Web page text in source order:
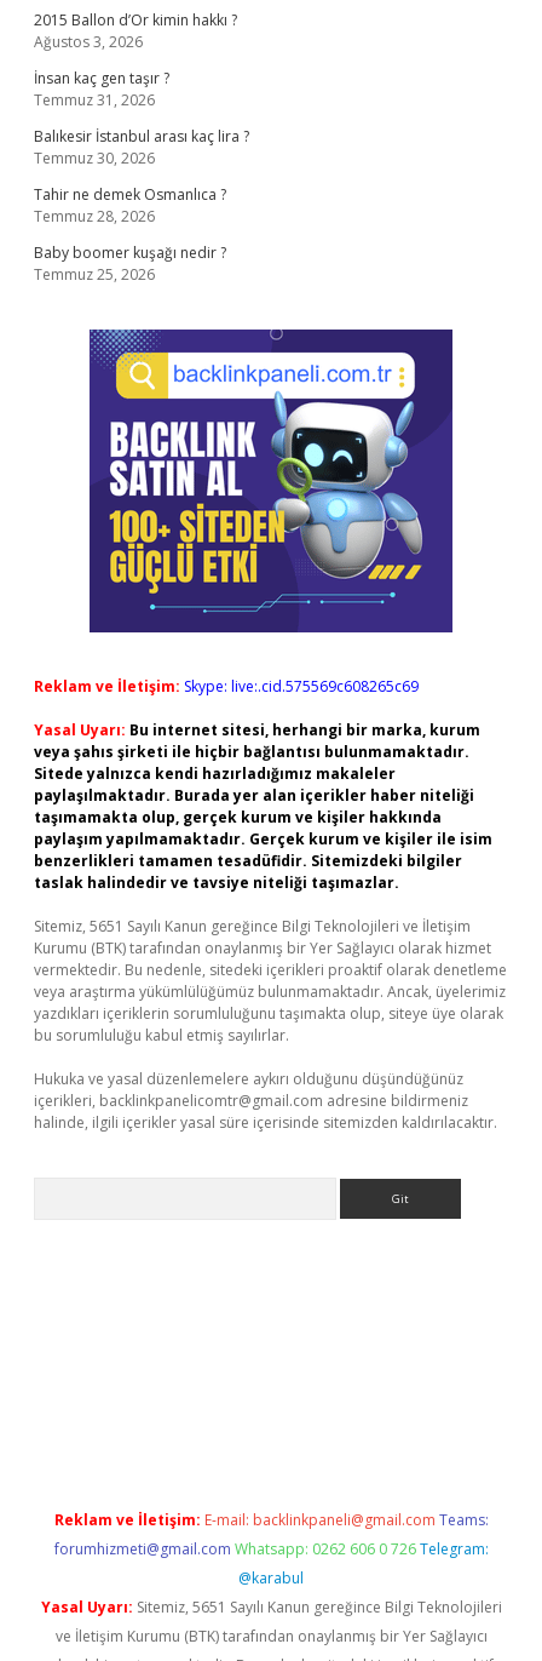
2015 Ballon d’Or kimin hakkı ?
Ağustos 3, 2026
İnsan kaç gen taşır ?
Temmuz 31, 2026
Balıkesir İstanbul arası kaç lira ?
Temmuz 30, 2026
Tahir ne demek Osmanlıca ?
Temmuz 28, 2026
Baby boomer kuşağı nedir ?
Temmuz 25, 2026
Reklam ve İletişim: Skype: live:.cid.575569c608265c69
Yasal Uyarı: Bu internet sitesi, herhangi bir marka, kurum
veya şahıs şirketi ile hiçbir bağlantısı bulunmamaktadır.
Sitede yalnızca kendi hazırladığımız makaleler
paylaşılmaktadır. Burada yer alan içerikler haber niteliği
taşımamakta olup, gerçek kurum ve kişiler hakkında
paylaşım yapılmamaktadır. Gerçek kurum ve kişiler ile isim
benzerlikleri tamamen tesadüfidir. Sitemizdeki bilgiler
taslak halindedir ve tavsiye niteliği taşımazlar.
Sitemiz, 5651 Sayılı Kanun gereğince Bilgi Teknolojileri ve İletişim
Kurumu (BTK) tarafından onaylanmış bir Yer Sağlayıcı olarak hizmet
vermektedir. Bu nedenle, sitedeki içerikleri proaktif olarak denetleme
veya araştırma yükümlülüğümüz bulunmamaktadır. Ancak, üyelerimiz
yazdıkları içeriklerin sorumluluğunu taşımakta olup, siteye üye olarak
bu sorumluluğu kabul etmiş sayılırlar.
Hukuka ve yasal düzenlemelere aykırı olduğunu düşündüğünüz
içerikleri, backlinkpanelicomtr@gmail.com adresine bildirmeniz
halinde, ilgili içerikler yasal süre içerisinde sitemizden kaldırılacaktır.
Reklam ve İletişim: E-mail: backlinkpaneli@gmail.com Teams:
forumhizmeti@gmail.com Whatsapp: 0262 606 0 726 Telegram:
@karabul
Yasal Uyarı: Sitemiz, 5651 Sayılı Kanun gereğince Bilgi Teknolojileri
ve İletişim Kurumu (BTK) tarafından onaylanmış bir Yer Sağlayıcı